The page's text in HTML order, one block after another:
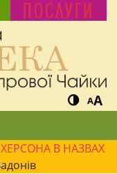
ПОСЛУГИ
AA
ХЕРСОНА В НАЗВАХ